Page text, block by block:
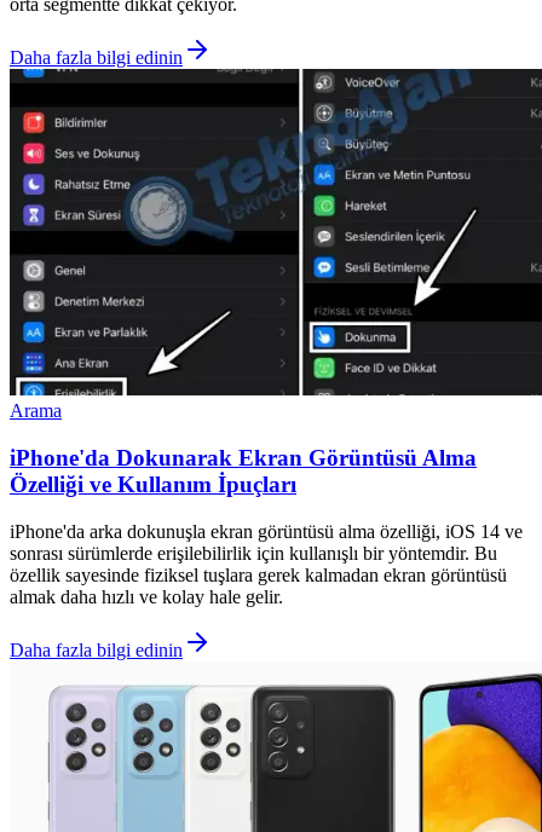
orta segmentte dikkat çekiyor.
Daha fazla bilgi edinin
Arama
iPhone'da Dokunarak Ekran Görüntüsü Alma
Özelliği ve Kullanım İpuçları
iPhone'da arka dokunuşla ekran görüntüsü alma özelliği, iOS 14 ve
sonrası sürümlerde erişilebilirlik için kullanışlı bir yöntemdir. Bu
özellik sayesinde fiziksel tuşlara gerek kalmadan ekran görüntüsü
almak daha hızlı ve kolay hale gelir.
Daha fazla bilgi edinin